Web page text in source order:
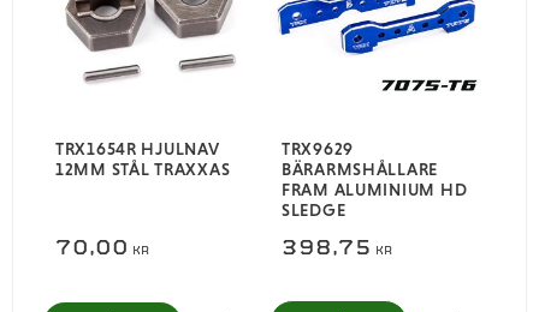
TRX1654R HJULNAV
12MM STÅL TRAXXAS
70,00 KR
TRX9629
BÄRARMSHÅLLARE
FRAM ALUMINIUM HD
SLEDGE
398,75 KR